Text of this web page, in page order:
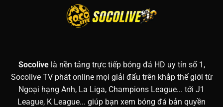
Socolivelà nền tảng trực tiếp bóng đá HD uy tín số 1,
Socolive TV phát online mọi giải đấu trên khắp thế giới từ
Ngoại hạng Anh, La Liga, Champions League... tới J1
League, K League... giúp bạn xem bóng đá bản quyền